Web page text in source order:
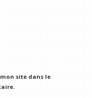
site dans le